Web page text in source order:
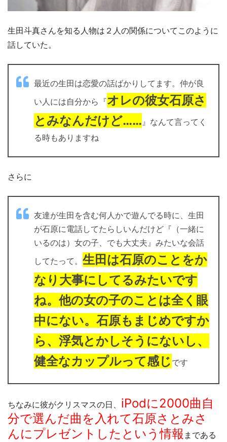
生田斗真さんを知る人物は２人の関係についてこのように
話していた。
最近の生田は恋愛の話ばかりしてます。仲が良
い人には自分から『オレの彼女石原さ
とみなんだけど……』なんて言ってく
る時もありますね
さらに
友達が生田を含む何人かで遊んでる時に、生田
が石原に電話してたらしいんだけど『（一緒に
いるのは）女の子、でも大丈夫』みたいな会話
してたって。 生田は石原のことをか
なり大事にしてるみたいです
ね。他の女の子のことは全く眼
中にない。石原もまじめですか
ら、浮気とかしそうにないし、
健全なカップルって感じ です
ちなみに彼がクリスマスの日、 iPodに2000曲自
分で選んだ曲を入れて石原さとみさ
んにプレゼントしたという情報 まである